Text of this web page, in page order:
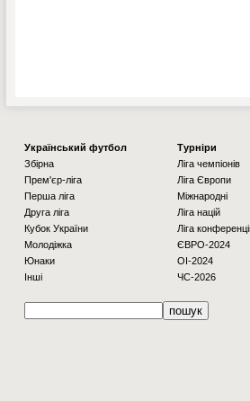
Українcький футбол
Збірна
Прем'єр-ліга
Перша ліга
Друга ліга
Кубок України
Молодіжка
Юнаки
Інші
Турніри
Ліга чемпіонів
Ліга Європи
Міжнародні
Ліга націй
Ліга
ЄВРО-2024
OI-2024
ЧС-2026